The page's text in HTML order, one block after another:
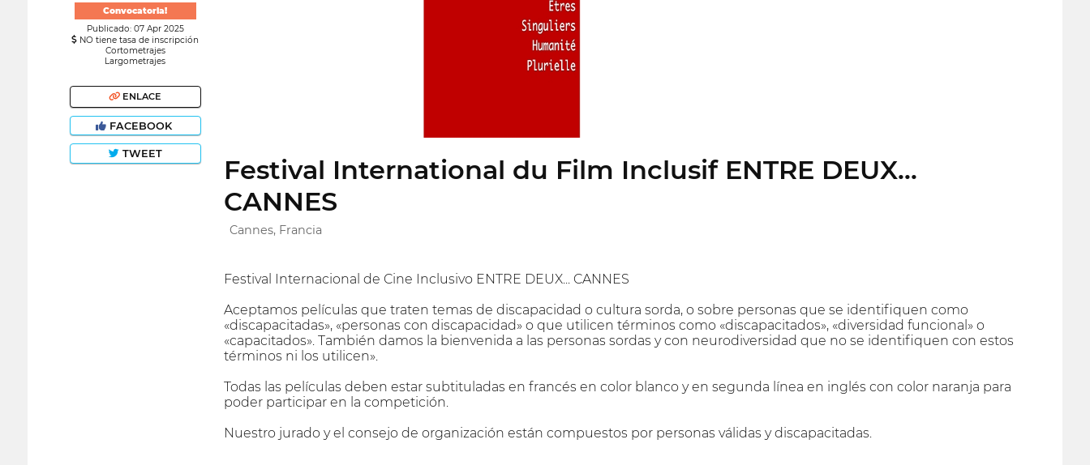
Convocatoria!
Publicado: 07 Apr 2025
NO tiene tasa de inscripción
Cortometrajes
Largometrajes
ENLACE
FACEBOOK
TWEET
Festival International du Film Inclusif ENTRE DEUX...
CANNES
Cannes, Francia
Festival Internacional de Cine Inclusivo ENTRE DEUX... CANNES
Aceptamos películas que traten temas de discapacidad o cultura sorda, o sobre personas que se identifiquen como
«discapacitadas», «personas con discapacidad» o que utilicen términos como «discapacitados», «diversidad funcional» o
«capacitados». También damos la bienvenida a las personas sordas y con neurodiversidad que no se identifiquen con estos
términos ni los utilicen».
Todas las películas deben estar subtituladas en francés en color blanco y en segunda línea en inglés con color naranja para
poder participar en la competición.
Nuestro jurado y el consejo de organización están compuestos por personas válidas y discapacitadas.